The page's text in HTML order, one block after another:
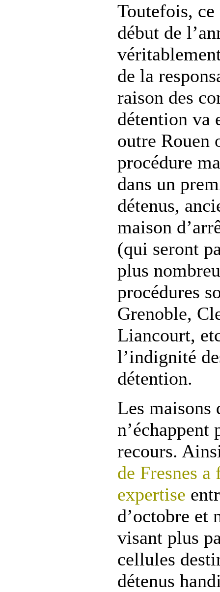
Toutefois, ce
début de
de la
raison des
détention va
outre Rouen
procédure
dans un
détenus,
maison
(qui seront
plus
procédures
Grenoble,
Liancourt,
l’indignité
détention.
Les maisons
n’échappent
recours.
de Fresnes a
expertise
d’octobre et
visant plus
cellules
détenus